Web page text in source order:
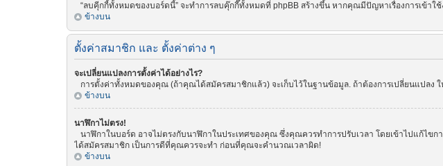
“ลบคุีกกี้ทั้งหมดของบอร์ดนี้” จะทำการลบคุ๊กกี๊ทั้งหมดที่ phpBB สร้างขึ้น หากคุณมีปัญหาเรื่องการเข้าใ
ข้างบน
ตั้งค่าสมาชิก และ ตั้งค่าต่าง ๆ
จะเปลี่ยนแปลงการตั้งค่าได้อย่างไร?
การตั้งค่าทั้งหมดของคุณ (ถ้าคุณได้สมัครสมาชิกแล้ว) จะเก็บไว้ในฐานข้อมูล. ถ้าต้องการเปลี่ยนแปล
ข้างบน
นาฬิกาไม่ตรง!
นาฬิกาในบอร์ด อาจไม่ตรงกับนาฬิกาในประเทศของคุณ ซึ่งคุณควรทำการปรับเวลา โดยเข้าไปแก้ไ
ได้สมัครสมาชิก เป็นการดีที่คุณควรจะทำ ก่อนที่คุณจะคำนวณเวลาผิด!
ข้างบน